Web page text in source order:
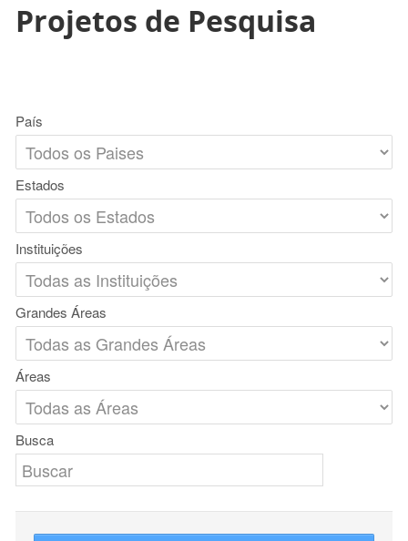
Projetos de Pesquisa
País
Estados
Instituições
Grandes Áreas
Áreas
Busca